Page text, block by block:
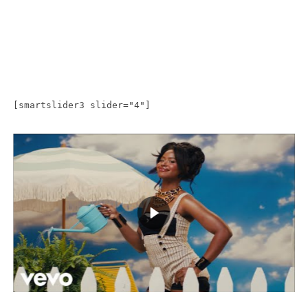
[smartslider3 slider="4"]